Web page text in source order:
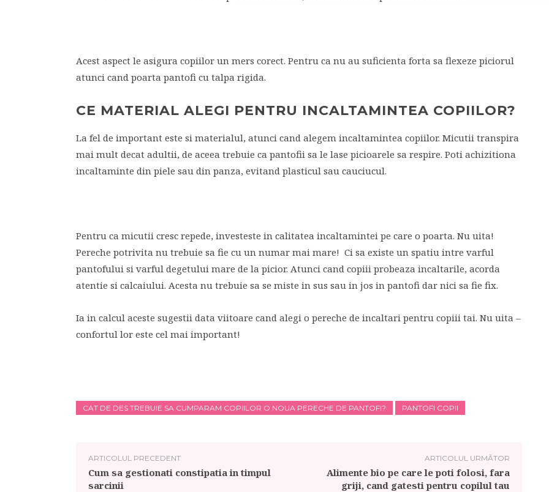
Acest aspect le asigura copiilor un mers corect. Pentru ca nu au suficienta forta sa flexeze piciorul
atunci cand poarta pantofi cu talpa rigida.
CE MATERIAL ALEGI PENTRU INCALTAMINTEA COPIILOR?
La fel de important este si materialul, atunci cand alegem incaltamintea copiilor. Micutii transpira
mai mult decat adultii, de aceea trebuie ca pantofii sa le lase picioarele sa respire. Poti achizitiona
incaltaminte din piele sau din panza, evitand plasticul sau cauciucul.
Pentru ca micutii cresc repede, investeste in calitatea incaltamintei pe care o poarta. Nu uita!
Pereche potrivita nu trebuie sa fie cu un numar mai mare! Ci sa existe un spatiu intre varful
pantofului si varful degetului mare de la picior. Atunci cand copiii probeaza incaltarile, acorda
atentie si calcaiului. Acesta nu trebuie sa se miste in sus sau in jos in pantofi dar nici sa fie fix.
Ia in calcul aceste sugestii data viitoare cand alegi o pereche de incaltari pentru copiii tai. Nu uita –
confortul lor este cel mai important!
CAT DE DES TREBUIE SA CUMPARAM COPIILOR O NOUA PERECHE DE PANTOFI? PANTOFI COPII
ARTICOLUL PRECEDENT
Cum sa gestionati constipatia in timpul
sarcinii
ARTICOLUL URMĂTOR
Alimente bio pe care le poti folosi, fara
griji, cand gatesti pentru copilul tau